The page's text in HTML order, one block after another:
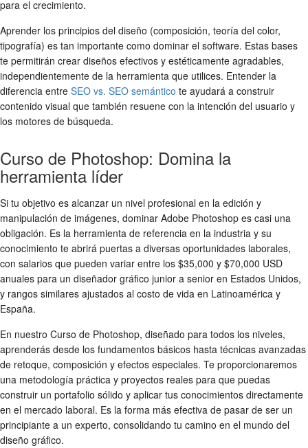
para el crecimiento.
Aprender los principios del diseño (composición, teoría del color,
tipografía) es tan importante como dominar el software. Estas bases
te permitirán crear diseños efectivos y estéticamente agradables,
independientemente de la herramienta que utilices. Entender la
diferencia entre SEO vs. SEO semántico te ayudará a construir
contenido visual que también resuene con la intención del usuario y
los motores de búsqueda.
Curso de Photoshop: Domina la
herramienta líder
Si tu objetivo es alcanzar un nivel profesional en la edición y
manipulación de imágenes, dominar Adobe Photoshop es casi una
obligación. Es la herramienta de referencia en la industria y su
conocimiento te abrirá puertas a diversas oportunidades laborales,
con salarios que pueden variar entre los $35,000 y $70,000 USD
anuales para un diseñador gráfico junior a senior en Estados Unidos,
y rangos similares ajustados al costo de vida en Latinoamérica y
España.
En nuestro Curso de Photoshop, diseñado para todos los niveles,
aprenderás desde los fundamentos básicos hasta técnicas avanzadas
de retoque, composición y efectos especiales. Te proporcionaremos
una metodología práctica y proyectos reales para que puedas
construir un portafolio sólido y aplicar tus conocimientos directamente
en el mercado laboral. Es la forma más efectiva de pasar de ser un
principiante a un experto, consolidando tu camino en el mundo del
diseño gráfico.